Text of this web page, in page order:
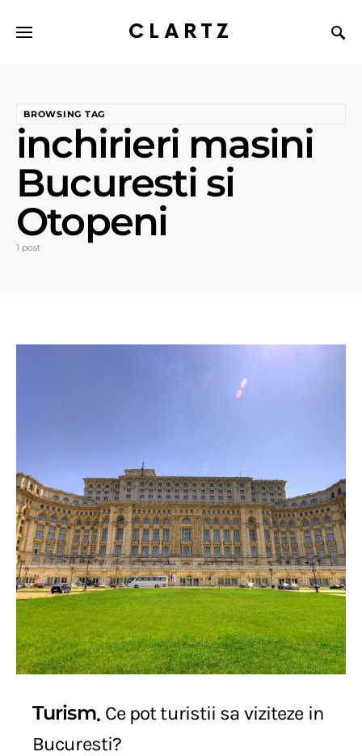
CLARTZ
BROWSING TAG
inchirieri masini
Bucuresti si
Otopeni
1 post
Turism Ce pot turistii sa viziteze in
Bucuresti?